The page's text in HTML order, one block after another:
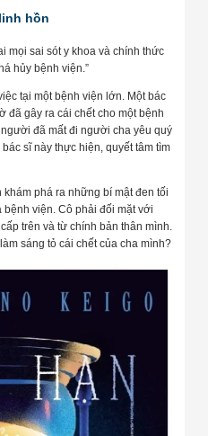
hồn
mọi sai sót y khoa và chính thức
hủy bệnh viện.”
tại một bệnh viện lớn. Một bác
đã gây ra cái chết cho một bệnh
đã mất đi người cha yêu quý
sĩ này thực hiện, quyết tâm tìm
phá ra những bí mật đen tối
viện. Cô phải đối mặt với
trên và từ chính bản thân mình.
sáng tỏ cái chết của cha mình?